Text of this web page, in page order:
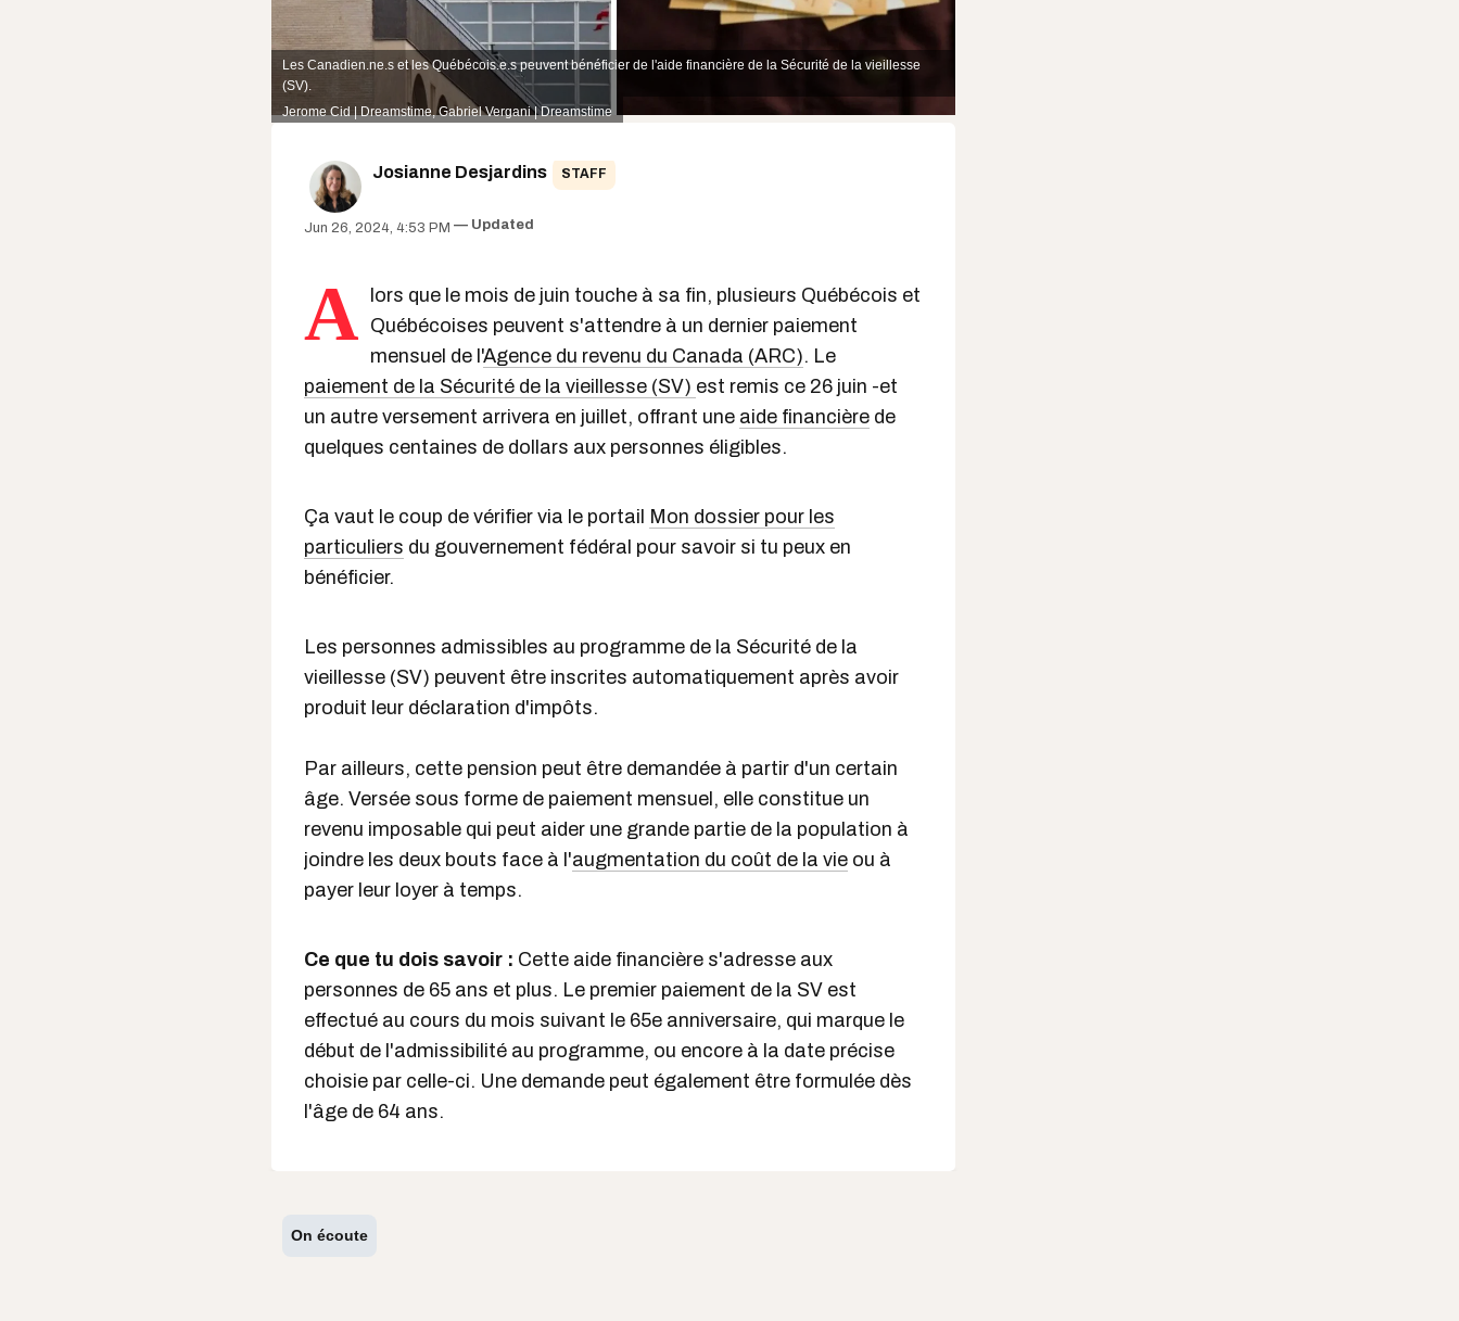
Les Canadien.ne.s et les Québécois.e.s peuvent bénéficier de l'aide financière de la Sécurité de la vieillesse
(SV).
Jerome Cid | Dreamstime,Gabriel Vergani | Dreamstime
Josianne Desjardins STAFF
Jun 26, 2024, 4:53 PM Updated
A
lors que le mois de juin touche à sa fin, plusieurs Québécois et
Québécoises peuvent s'attendre à un dernier paiement
mensuel de l'Agence du revenu du Canada (ARC). Le
paiement de la Sécurité de la vieillesse (SV) est remis ce 26 juin -et
un autre versement arrivera en juillet, offrant une aide financière de
quelques centaines de dollars aux personnes éligibles.
Ça vaut le coup de vérifier via le portail Mon dossier pour les
particuliers du gouvernement fédéral pour savoir si tu peux en
bénéficier.
Les personnes admissibles au programme de la Sécurité de la
vieillesse (SV) peuvent être inscrites automatiquement après avoir
produit leur déclaration d'impôts.
Par ailleurs, cette pension peut être demandée à partir d'un certain
âge. Versée sous forme de paiement mensuel, elle constitue un
revenu imposable qui peut aider une grande partie de la population à
joindre les deux bouts face à l'augmentation du coût de la vie ou à
payer leur loyer à temps.
Ce que tu dois savoir : Cette aide financière s'adresse aux
personnes de 65 ans et plus. Le premier paiement de la SV est
effectué au cours du mois suivant le 65e anniversaire, qui marque le
début de l'admissibilité au programme, ou encore à la date précise
choisie par celle-ci. Une demande peut également être formulée dès
l'âge de 64 ans.
On écoute